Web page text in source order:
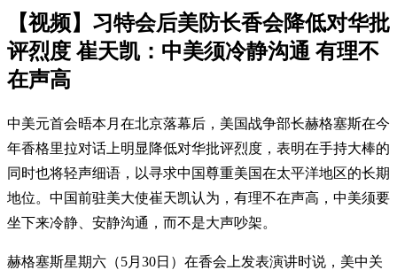
【视频】习特会后美防长香会降低对华批
评烈度 崔天凯：中美须冷静沟通 有理不
在声高
中美元首会晤本月在北京落幕后，美国战争部长赫格塞斯在今
年香格里拉对话上明显降低对华批评烈度，表明在手持大棒的
同时也将轻声细语，以寻求中国尊重美国在太平洋地区的长期
地位。中国前驻美大使崔天凯认为，有理不在声高，中美须要
坐下来冷静、安静沟通，而不是大声吵架。
赫格塞斯星期六（5月30日）在香会上发表演讲时说，美中关